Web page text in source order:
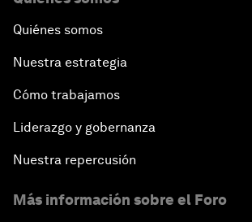
Quiénes somos
Nuestra estrategia
Cómo trabajamos
Liderazgo y gobernanza
Nuestra repercusión
Más información sobre el Foro